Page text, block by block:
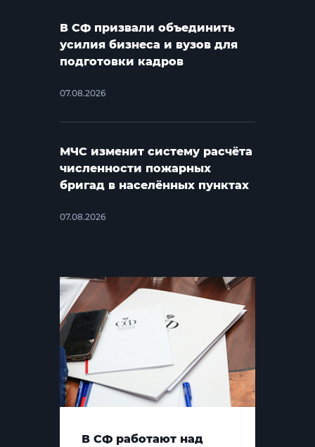
В СФ призвали объединить
усилия бизнеса и вузов для
подготовки кадров
07.08.2026
МЧС изменит систему расчёта
численности пожарных
бригад в населённых пунктах
07.08.2026
В СФ работают над